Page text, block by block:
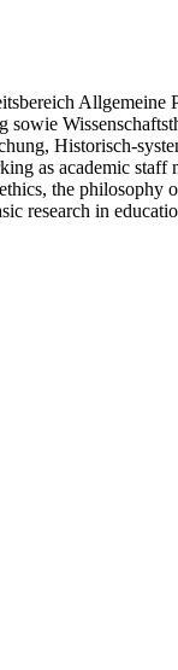
Historisch-
as academic
the
research in